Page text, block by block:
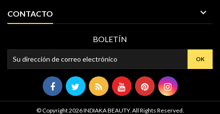
CONTACTO 
BOLETÍN
© Copyright 2026 INDIAKA BEAUTY. All Rights Reserved.